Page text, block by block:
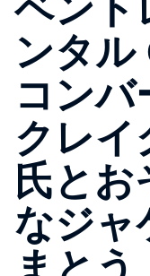
ンタル
コンバ
クレイ
氏とお
なジャ
まとう